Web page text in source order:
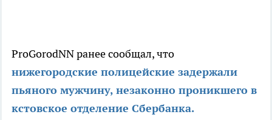
ProGorodNN ранее сообщал, что
нижегородские полицейские задержали
пьяного мужчину, незаконно проникшего в
кстовское отделение Сбербанка.